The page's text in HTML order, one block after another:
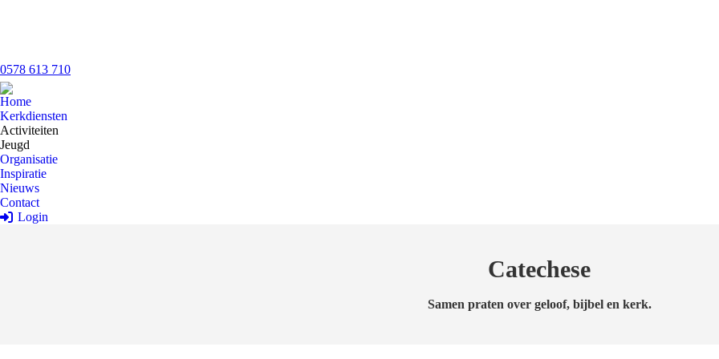
0578 613 710
Home
Kerkdiensten
Activiteiten
Jeugd
Organisatie
Inspiratie
Nieuws
Contact
Login
Catechese
Samen praten over geloof, bijbel en kerk.